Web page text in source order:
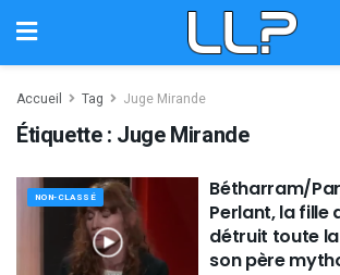
Accueil Tag Juge Mirande
Étiquette : Juge Mirande
NON-CLASSÉ
Bétharram/
Perlant, la fille
détruit toute
son père